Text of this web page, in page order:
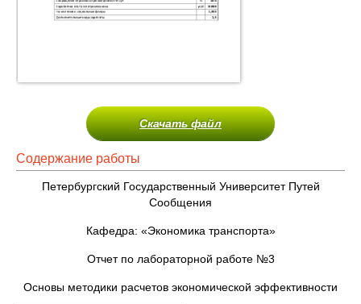
Скачать файл
Содержание работы
Петербургский Государственный Университет Путей
Сообщения
Кафедра: «Экономика транспорта»
Отчет по лабораторной работе №3
Основы методики расчетов экономической эффективности